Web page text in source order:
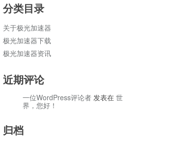
分类目录
关于极光加速器
极光加速器下载
极光加速器资讯
近期评论
一位WordPress评论者 发表在 世
界，您好！
归档